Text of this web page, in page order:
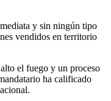
y sin ningún tipo
vendidos en territorio
el fuego y un proceso
ha calificado